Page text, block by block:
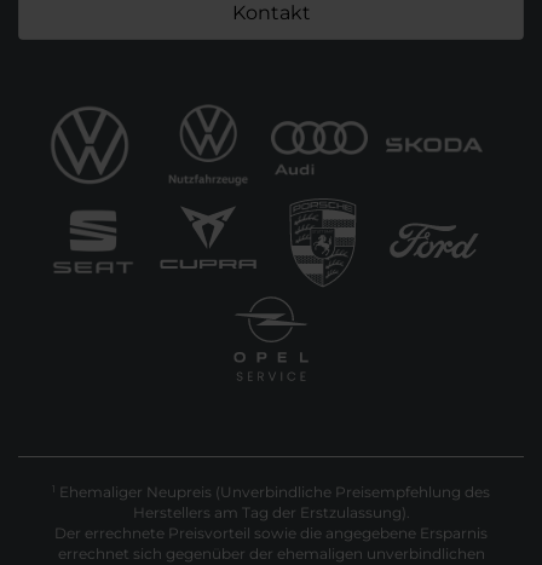
Kontakt
1 Ehemaliger Neupreis (Unverbindliche Preisempfehlung des
Herstellers am Tag der Erstzulassung).
Der errechnete Preisvorteil sowie die angegebene Ersparnis
errechnet sich gegenüber der ehemaligen unverbindlichen